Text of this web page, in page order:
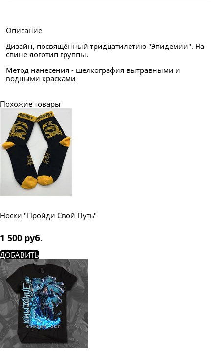
Описание
Дизайн, посвящённый тридцатилетию "Эпидемии". На
спине логотип группы.
Метод нанесения - шелкография вытравными и
водными красками
Похожие товары
Носки "Пройди Свой Путь"
1 500 руб.
ДОБАВИТЬ